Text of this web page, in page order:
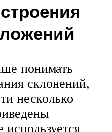
понимать
склонений,
несколько
используется